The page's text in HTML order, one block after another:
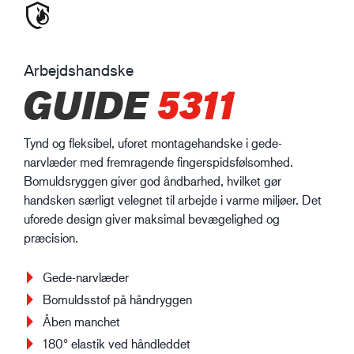
Arbejdshandske
GUIDE5311
Tynd og fleksibel, uforet montagehandske i gede-
narvlæder med fremragende fingerspidsfølsomhed.
Bomuldsryggen giver god åndbarhed, hvilket gør
handsken særligt velegnet til arbejde i varme miljøer. Det
uforede design giver maksimal bevægelighed og
præcision.
Gede-narvlæder
Bomuldsstof på håndryggen
Åben manchet
180° elastik ved håndleddet